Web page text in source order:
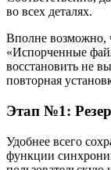
во всех деталях.
Вполне возможно,
«Испорченные
восстановить не
повторная
Этап №1:
Удобнее всего
функции